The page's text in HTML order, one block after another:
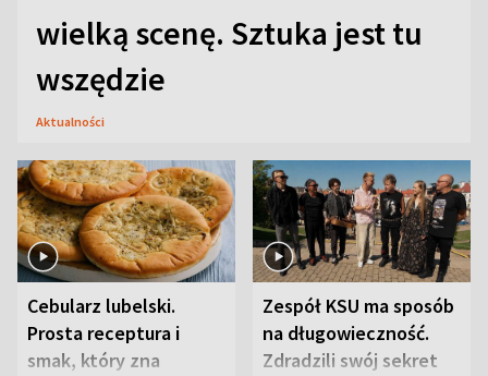
wielką scenę. Sztuka jest tu
wszędzie
Aktualności
Cebularz lubelski.
Prosta receptura i
smak, który zna
Zespół KSU ma sposób
na długowieczność.
Zdradzili swój sekret